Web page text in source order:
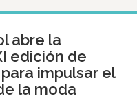
abre la
edición de
para impulsar el
la moda